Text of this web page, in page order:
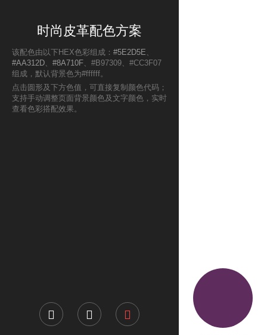
时尚皮革配色方案
该配色由以下HEX色彩组成： #5E2D5E 、
#AA312D、 #8A710F、#B97309、#CC3F07
组成，默认背景色为#ffffff。
点击圆形及下方色值，可直接复制颜色代码；
支持手动调整页面背景颜色及文字颜色，实时
查看色彩搭配效果。